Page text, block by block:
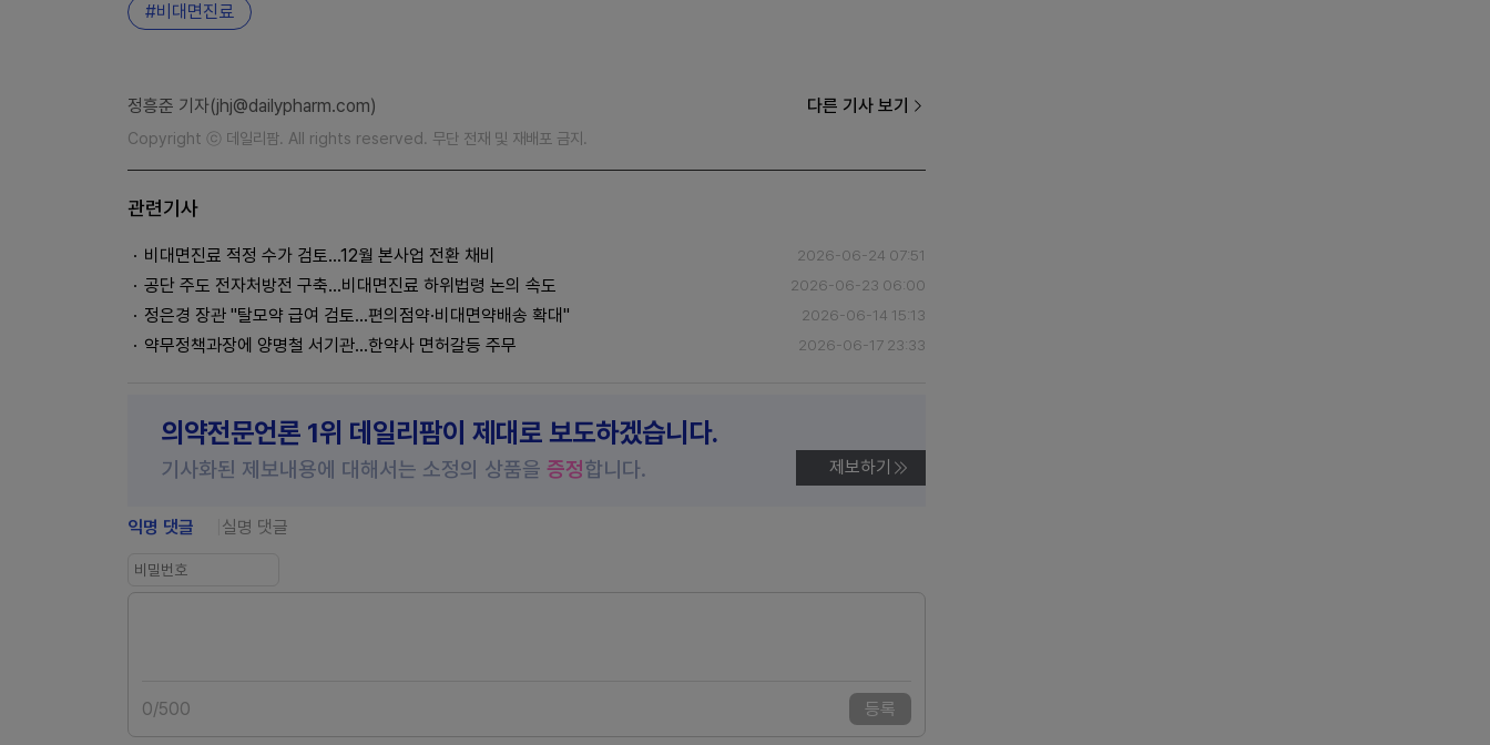
비대면진료
정흥준 기자(jhj@dailypharm.com) 다른 기사 보기
Copyright ⓒ 데일리팜. All rights reserved. 무단 전재 및 재배포 금지.
관련기사
비대면진료 적정 수가 검토...12월 본사업 전환 채비 2026-06-24 07:51
공단 주도 전자처방전 구축…비대면진료 하위법령 논의 속도 2026-06-23 06:00
정은경 장관 "탈모약 급여 검토…편의점약·비대면약배송 확대" 2026-06-14 15:13
약무정책과장에 양명철 서기관…한약사 면허갈등 주무 2026-06-17 23:33
의약전문언론 1위 데일리팜이 제대로 보도하겠습니다.
기사화된 제보내용에 대해서는 소정의 상품을 증정합니다. 제보하기
익명 댓글 실명 댓글
0/500 등록